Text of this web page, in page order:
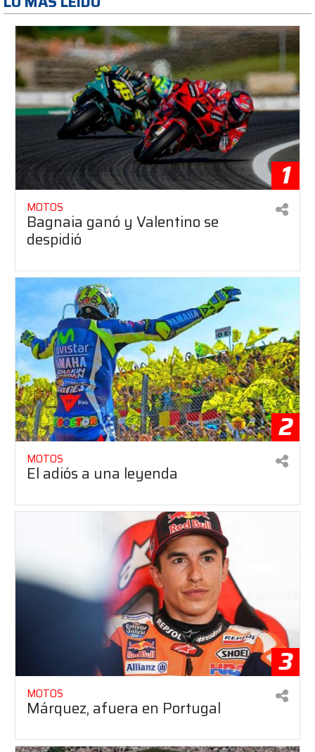
1
MOTOS
Bagnaia ganó y Valentino se
despidió
2
MOTOS
El adiós a una leyenda
3
MOTOS
Márquez, afuera en Portugal